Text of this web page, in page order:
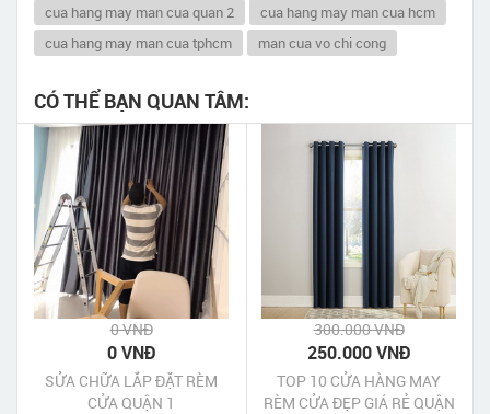
cua hang may man cua quan 2
cua hang may man cua hcm
cua hang may man cua tphcm
man cua vo chi cong
CÓ THỂ BẠN QUAN TÂM:
0 VNĐ
0 VNĐ
SỬA CHỮA LẮP ĐẶT RÈM
CỬA QUẬN 1
300.000 VNĐ
250.000 VNĐ
TOP 10 CỬA HÀNG MAY
RÈM CỬA ĐẸP GIÁ RẺ QUẬN